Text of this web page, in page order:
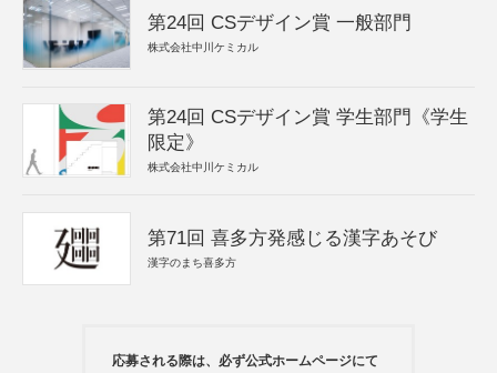
第24回 CSデザイン賞 一般部門
株式会社中川ケミカル
第24回 CSデザイン賞 学生部門《学生
限定》
株式会社中川ケミカル
第71回 喜多方発感じる漢字あそび
漢字のまち喜多方
応募される際は、必ず公式ホームページにて